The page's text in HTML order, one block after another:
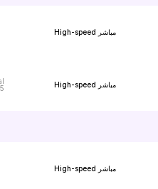
مباشر High-speed
مباشر High-speed
مباشر High-speed